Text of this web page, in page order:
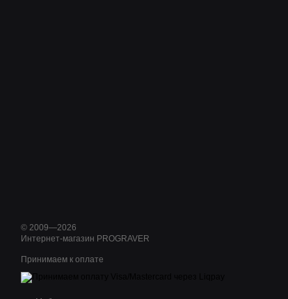
© 2009—2026
Интернет-магазин PROGRAVER
Принимаем к оплате